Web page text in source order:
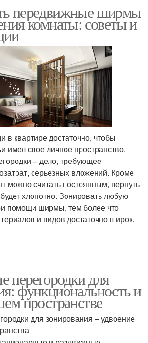
передвижные ширмы
комнаты: советы и
в квартире достаточно, чтобы
имел свое личное пространство.
– дело, требующее
серьезных вложений. Кроме
можно считать постоянным, вернуть
хлопотно. Зонировать любую
помощи ширмы, тем более что
и видов достаточно широк.
перегородки для
функциональность и
пространстве
для зонирования – удвоение